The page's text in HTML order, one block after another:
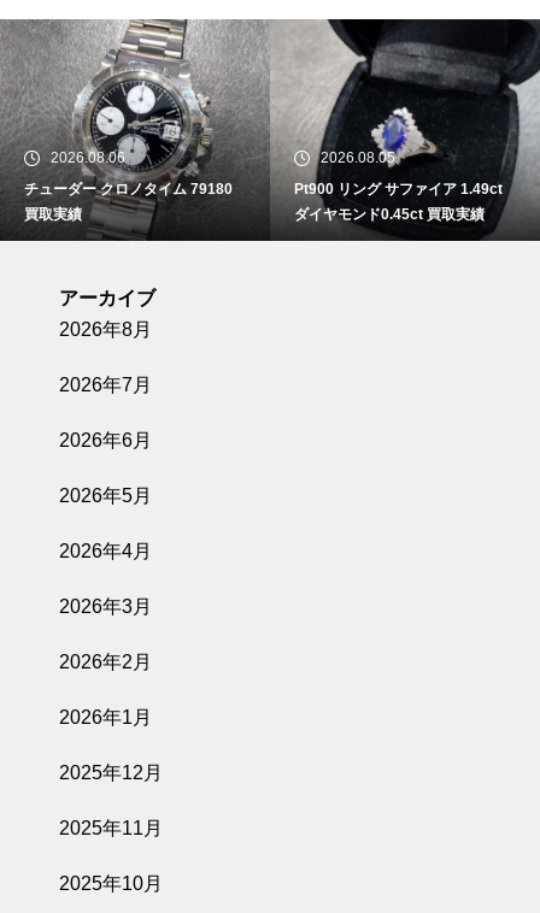
2026.08.06
チューダー クロノタイム 79180
買取実績
2026.08.05
Pt900 リング サファイア 1.49ct
ダイヤモンド0.45ct 買取実績
アーカイブ
2026年8月
2026年7月
2026年6月
2026年5月
2026年4月
2026年3月
2026年2月
2026年1月
2025年12月
2025年11月
2025年10月